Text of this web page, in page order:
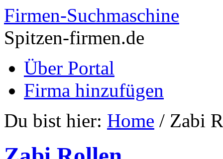
Firmen-Suchmaschine
Spitzen-firmen.de
Über Portal
Firma hinzufügen
Du bist hier: Home / Zabi